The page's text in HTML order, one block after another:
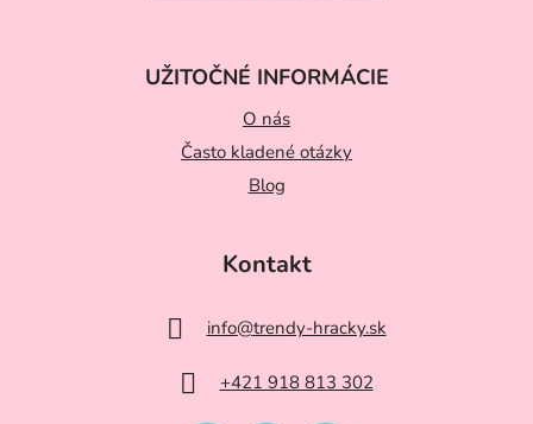
UŽITOČNÉ INFORMÁCIE
O nás
Často kladené otázky
Blog
Kontakt
info@trendy-hracky.sk
+421 918 813 302